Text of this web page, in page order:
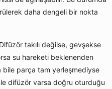
daha dengeli bir nokta
takılı değilse, gevşekse
su hareketi beklenenden
bile parça tam yerleşmediyse
difüzör varsa doğru oturduğu